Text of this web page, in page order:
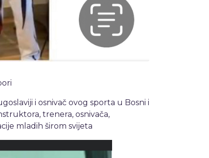
i osnivač ovog sporta u Bosni i
trenera, osnivača,
mladih širom svijeta